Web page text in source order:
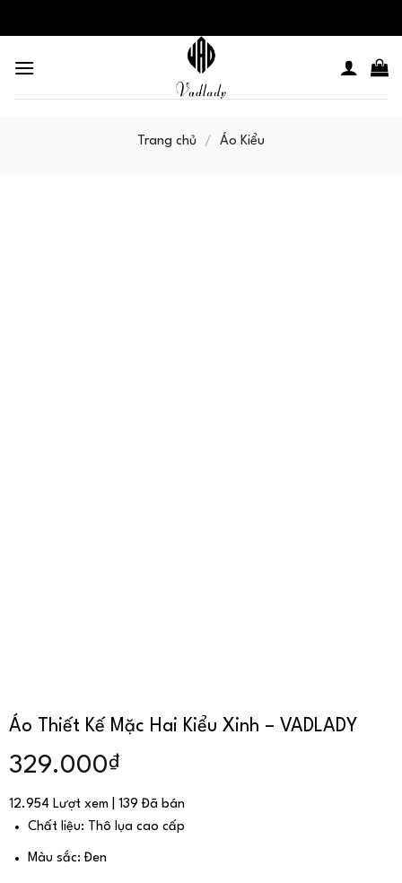
to
Trang chủ / Áo Kiểu
Áo Thiết Kế Mặc Hai Kiểu Xinh – VADLADY
329.000₫
12.954 Lượt xem | 139 Đã bán
Chất liệu: Thô lụa cao cấp
Màu sắc: Đen